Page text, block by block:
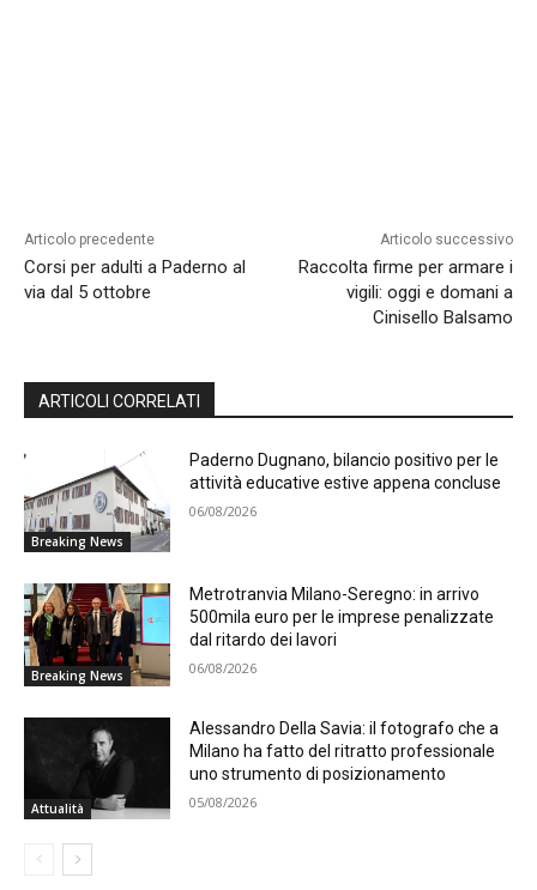
Articolo precedente
Corsi per adulti a Paderno al
via dal 5 ottobre
Articolo successivo
Raccolta firme per armare i
vigili: oggi e domani a
Cinisello Balsamo
ARTICOLI CORRELATI
Breaking News
Paderno Dugnano, bilancio positivo per le
attività educative estive appena concluse
06/08/2026
Breaking News
Metrotranvia Milano-Seregno: in arrivo
500mila euro per le imprese penalizzate
dal ritardo dei lavori
06/08/2026
Attualità
Alessandro Della Savia: il fotografo che a
Milano ha fatto del ritratto professionale
uno strumento di posizionamento
05/08/2026